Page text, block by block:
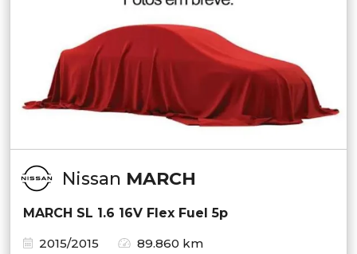
Nissan MARCH
MARCH SL 1.6 16V Flex Fuel 5p
2015/2015
89.860 km